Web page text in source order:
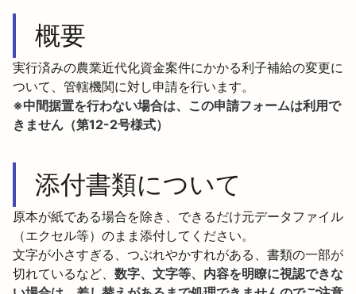
概要
実行済みの農業近代化資金案件にかかる利子補給の変更に
※中間据置を行わない場合は、この申請フォームは利用で
きません（第12-2号様式）
添付書類について
原本が紙である場合を除き、できるだけ元データファイル
（エクセル等）のまま添付してください。
文字が小さすぎる、つぶれやかすれがある、書類の一部が
切れているなど、 数字、文字等、内容を明瞭に視認できな